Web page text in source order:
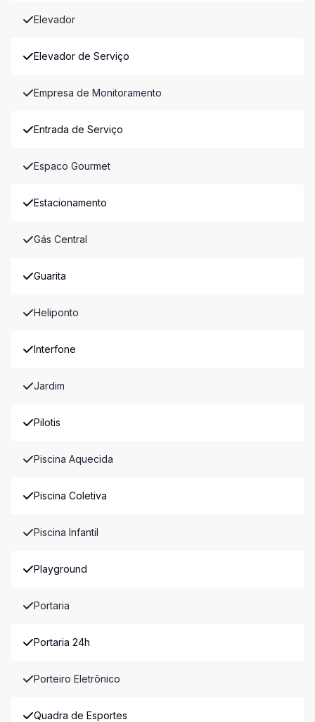
Elevador
Elevador de Serviço
Empresa de Monitoramento
Entrada de Serviço
Espaco Gourmet
Estacionamento
Gás Central
Guarita
Heliponto
Interfone
Jardim
Pilotis
Piscina Aquecida
Piscina Coletiva
Piscina Infantil
Playground
Portaria
Portaria 24h
Porteiro Eletrônico
Quadra de Esportes